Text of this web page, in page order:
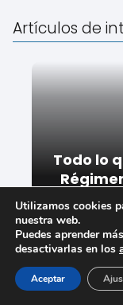
Artículos de
Todo lo
Utilizamos cookies
nuestra web.
Puedes aprender
desactivarlas en los
Aceptar